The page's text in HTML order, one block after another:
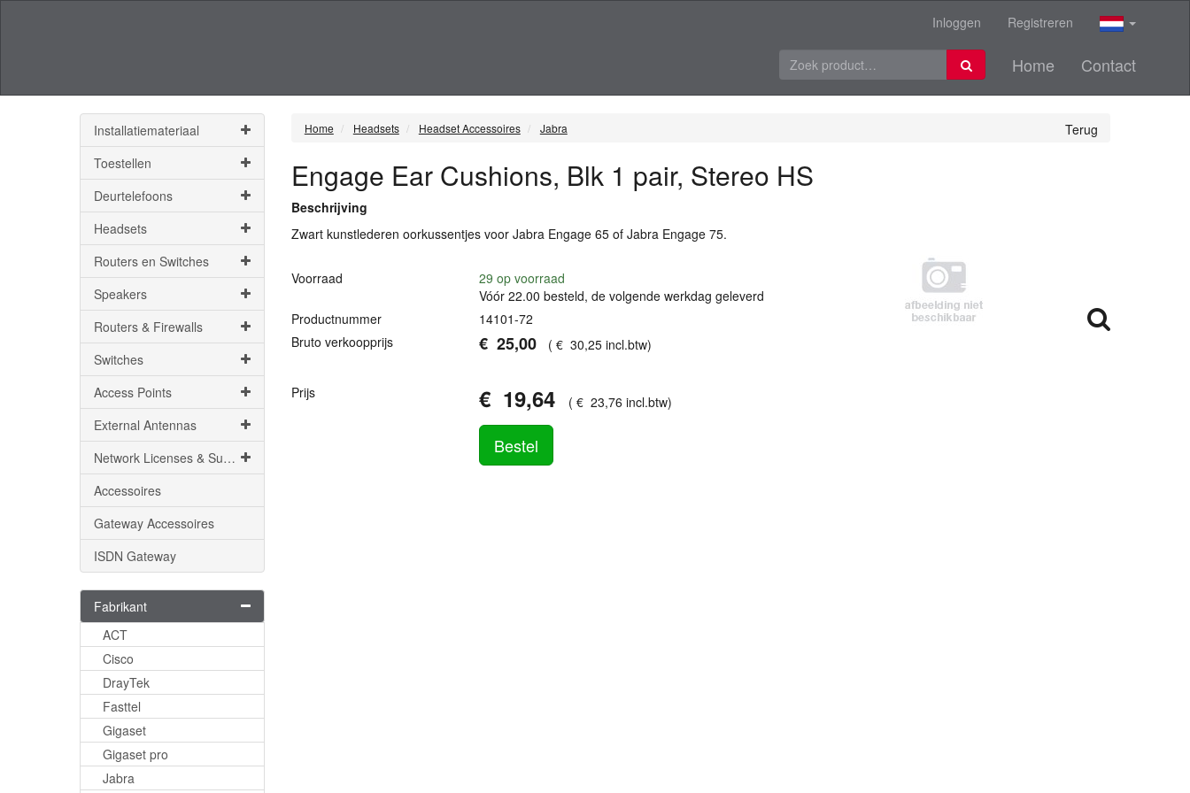
Inloggen Registreren
Home Contact
Installatiemateriaal
Toestellen
Deurtelefoons
Headsets
Routers en Switches
Speakers
Routers & Firewalls
Switches
Access Points
External Antennas
Network Licenses & Support
Accessoires
Gateway Accessoires
ISDN Gateway
Fabrikant
ACT
Cisco
DrayTek
Fasttel
Gigaset
Gigaset pro
Jabra
Terug
Home Headsets Headset Accessoires Jabra
Engage Ear Cushions, Blk 1 pair, Stereo HS
Beschrijving
Zwart kunstlederen oorkussentjes voor Jabra Engage 65 of Jabra Engage 75.
Voorraad 29op voorraad
Vóór 22.00 besteld, de volgende werkdag geleverd
Productnummer
14101-72
Bruto verkoopprijs
€ 25,00 (€ 30,25 incl.btw)
Prijs € 19,64 (€ 23,76 incl.btw)
Bestel